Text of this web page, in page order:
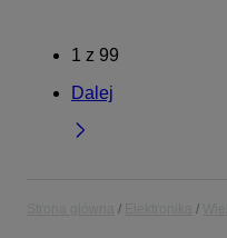
1 z 99
Dalej